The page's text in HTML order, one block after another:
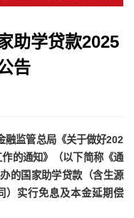
助学贷款2025
告
融监管总局《关于做好202
的通知》（以下简称《通
的国家助学贷款（含生源
）实行免息及本金延期偿